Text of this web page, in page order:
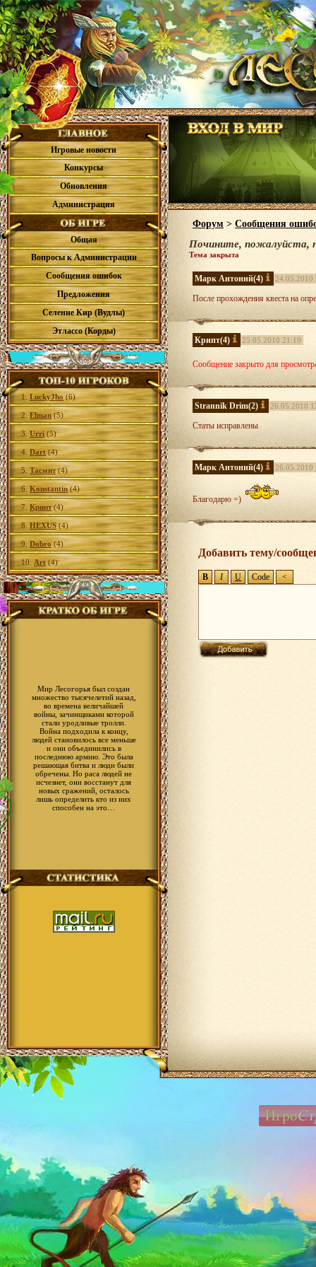
Игровые новости
Конкурсы
Обновления
Администрация
Общая
Вопросы к Администрации
Сообщения ошибок
Предложения
Селение Кир (Вудлы)
Этлассо (Корды)
1. LuckyJho (6)
2. Elman(5)
3. Urri (5)
4. Dart (4)
5. Тасмит(4)
6. Konstantin(4)
7. Крипт(4)
8. HEXUS(4)
9. Dobro(4)
10. Art (4)
Мир Лесогорья был создан
множество тысячелетий назад,
во времена величайшей
войны, зачинщиками которой
стали уродливые тролли.
Война подходила к концу,
людей становилось все меньше
и они объединились в
последнюю армию. Это была
решающая битва и люди были
обречены. Но раса людей не
исчезнет, они восстанут для
новых сражений, осталось
лишь определить кто из них
способен на это…
Форум > Сообщения
Почините, пожалуйста,
Тема закрыта
Марк Антоний(4) 24.05.2010
После прохождения квеста на
Крипт(4) 25.05.2010 21:19
Сообщение закрыто для
Strannik Drim(2) 26.05.2010
Статы исправлены
Марк Антоний(4) 26.05.2010
Благодарю =)
Добавить тему/